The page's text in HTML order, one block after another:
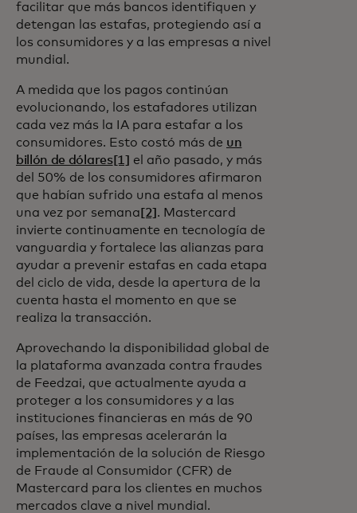
facilitar que más bancos identifiquen y
detengan las estafas, protegiendo así a
los consumidores y a las empresas a nivel
mundial.
A medida que los pagos continúan
evolucionando, los estafadores utilizan
cada vez más la IA para estafar a los
consumidores. Esto costó más de un
billón de dólares[1] el año pasado, y más
del 50% de los consumidores afirmaron
que habían sufrido una estafa al menos
una vez por semana [2] . Mastercard
invierte continuamente en tecnología de
vanguardia y fortalece las alianzas para
ayudar a prevenir estafas en cada etapa
del ciclo de vida, desde la apertura de la
cuenta hasta el momento en que se
realiza la transacción.
Aprovechando la disponibilidad global de
la plataforma avanzada contra fraudes
de Feedzai, que actualmente ayuda a
proteger a los consumidores y a las
instituciones financieras en más de 90
países, las empresas acelerarán la
implementación de la solución de Riesgo
de Fraude al Consumidor (CFR) de
Mastercard para los clientes en muchos
mercados clave a nivel mundial.